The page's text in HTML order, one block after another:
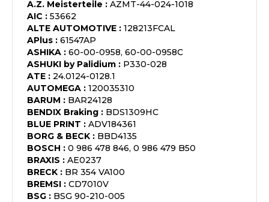
A.Z. Meisterteile : AZMT-44-024-1018
AIC : 53662
ALTE AUTOMOTIVE : 128213FCAL
APlus : 61547AP
ASHIKA : 60-00-0958, 60-00-0958C
ASHUKI by Palidium : P330-028
ATE : 24.0124-0128.1
AUTOMEGA : 120035310
BARUM : BAR24128
BENDIX Braking : BDS1309HC
BLUE PRINT : ADV184361
BORG & BECK : BBD4135
BOSCH : 0 986 478 846, 0 986 479 B50
BRAXIS : AE0237
BRECK : BR 354 VA100
BREMSI : CD7010V
BSG : BSG 90-210-005